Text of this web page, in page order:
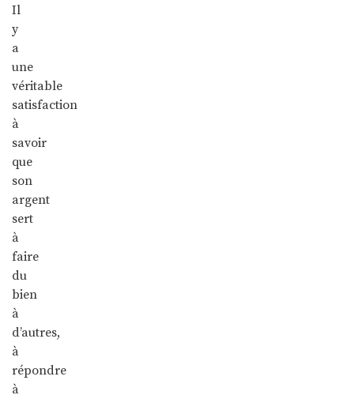
Il
y
a
une
véritable
satisfaction
à
savoir
que
son
argent
sert
à
faire
du
bien
à
d’autres,
à
répondre
à